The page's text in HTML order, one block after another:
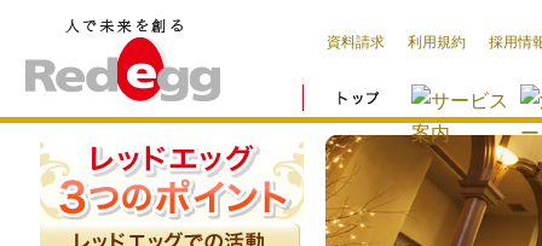
資料請求 利用規約 採用情